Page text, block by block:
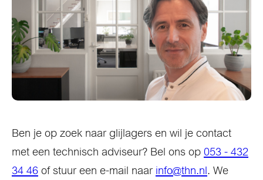
Ben je op zoek naar glijlagers en wil je contact
met een technisch adviseur? Bel ons op 053 - 432
34 46 of stuur een e-mail naar info@thn.nl. We